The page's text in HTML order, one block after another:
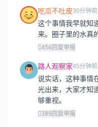
吃瓜不吐皮30分钟前
这个事情我早就知
来。圈子里的水真
456回复举报
路人观察家45分钟前
说实话，这种事情
光出来，大家才知
够重视。
389回复举报